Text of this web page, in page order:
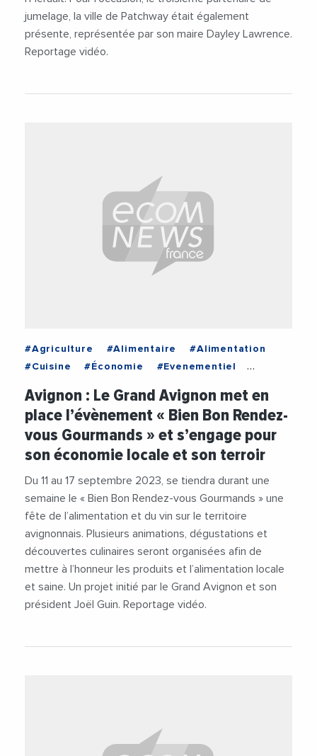
jumelage, la ville de Patchway était également
présente, représentée par son maire Dayley Lawrence.
Reportage vidéo.
#Agriculture #Alimentaire
#Alimentation
#Cuisine
#Économie
#Evenementiel
#producteurs
#Tourisme
#Vidéos
#Viticulture
Avignon : Le Grand Avignon met en
place l’évènement « Bien Bon Rendez-
vous Gourmands » et s’engage pour
son économie locale et son terroir
Du 11 au 17 septembre 2023, se tiendra durant une
semaine le « Bien Bon Rendez-vous Gourmands » une
fête de l’alimentation et du vin sur le territoire
avignonnais. Plusieurs animations, dégustations et
découvertes culinaires seront organisées afin de
mettre à l’honneur les produits et l’alimentation locale
et saine. Un projet initié par le Grand Avignon et son
président Joël Guin. Reportage vidéo.